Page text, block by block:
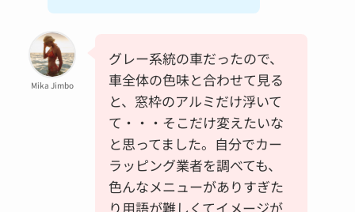
Mika Jimbo
グレー系統の車だったので、
車全体の色味と合わせて見る
と、窓枠のアルミだけ浮いて
て・・・そこだけ変えたいな
と思ってました。自分でカー
ラッピング業者を調べても、
色んなメニューがありすぎた
り用語が難しくてイメージが